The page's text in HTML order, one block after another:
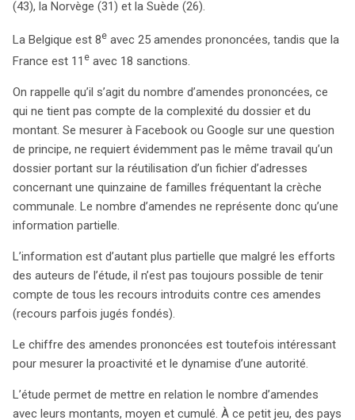
(43), la Norvège (31) et la Suède (26).
La Belgique est 8e avec 25 amendes prononcées, tandis que la
France est 11 e avec 18 sanctions.
On rappelle qu’il s’agit du nombre d’amendes prononcées, ce
qui ne tient pas compte de la complexité du dossier et du
montant. Se mesurer à Facebook ou Google sur une question
de principe, ne requiert évidemment pas le même travail qu’un
dossier portant sur la réutilisation d’un fichier d’adresses
concernant une quinzaine de familles fréquentant la crèche
communale. Le nombre d’amendes ne représente donc qu’une
information partielle.
L’information est d’autant plus partielle que malgré les efforts
des auteurs de l’étude, il n’est pas toujours possible de tenir
compte de tous les recours introduits contre ces amendes
(recours parfois jugés fondés).
Le chiffre des amendes prononcées est toutefois intéressant
pour mesurer la proactivité et le dynamise d’une autorité.
L’étude permet de mettre en relation le nombre d’amendes
avec leurs montants, moyen et cumulé. À ce petit jeu, des pays